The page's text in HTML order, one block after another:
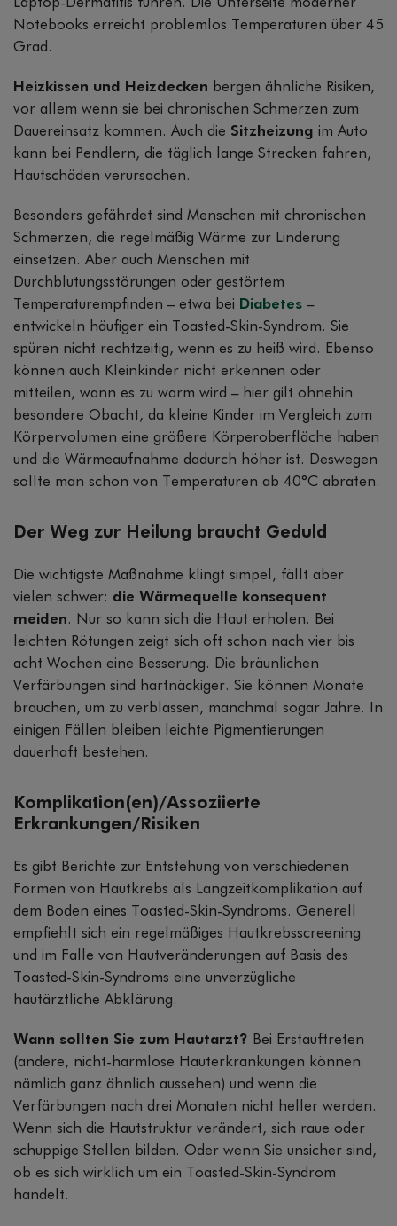
Laptop-Dermatitis führen. Die Unterseite moderner
Notebooks erreicht problemlos Temperaturen über 45
Grad.
Heizkissen und Heizdecken bergen ähnliche Risiken,
vor allem wenn sie bei chronischen Schmerzen zum
Dauereinsatz kommen. Auch die Sitzheizung im Auto
kann bei Pendlern, die täglich lange Strecken fahren,
Hautschäden verursachen.
Besonders gefährdet sind Menschen mit chronischen
Schmerzen, die regelmäßig Wärme zur Linderung
einsetzen. Aber auch Menschen mit
Durchblutungsstörungen oder gestörtem
Temperaturempfinden – etwa bei Diabetes –
entwickeln häufiger ein Toasted-Skin-Syndrom. Sie
spüren nicht rechtzeitig, wenn es zu heiß wird. Ebenso
können auch Kleinkinder nicht erkennen oder
mitteilen, wann es zu warm wird – hier gilt ohnehin
besondere Obacht, da kleine Kinder im Vergleich zum
Körpervolumen eine größere Körperoberfläche haben
und die Wärmeaufnahme dadurch höher ist. Deswegen
sollte man schon von Temperaturen ab 40°C abraten.
Der Weg zur Heilung braucht Geduld
Die wichtigste Maßnahme klingt simpel, fällt aber
vielen schwer: die Wärmequelle konsequent
meiden. Nur so kann sich die Haut erholen. Bei
leichten Rötungen zeigt sich oft schon nach vier bis
acht Wochen eine Besserung. Die bräunlichen
Verfärbungen sind hartnäckiger. Sie können Monate
brauchen, um zu verblassen, manchmal sogar Jahre. In
einigen Fällen bleiben leichte Pigmentierungen
dauerhaft bestehen.
Komplikation(en)/Assoziierte
Erkrankungen/Risiken
Es gibt Berichte zur Entstehung von verschiedenen
Formen von Hautkrebs als Langzeitkomplikation auf
dem Boden eines Toasted-Skin-Syndroms. Generell
empfiehlt sich ein regelmäßiges Hautkrebsscreening
und im Falle von Hautveränderungen auf Basis des
Toasted-Skin-Syndroms eine unverzügliche
hautärztliche Abklärung.
Wann sollten Sie zum Hautarzt? Bei Erstauftreten
(andere, nicht-harmlose Hauterkrankungen können
nämlich ganz ähnlich aussehen) und wenn die
Verfärbungen nach drei Monaten nicht heller werden.
Wenn sich die Hautstruktur verändert, sich raue oder
schuppige Stellen bilden. Oder wenn Sie unsicher sind,
ob es sich wirklich um ein Toasted-Skin-Syndrom
handelt.